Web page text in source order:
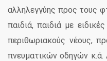
αλληλεγγύης προς τους
παιδιά, παιδιά με
περιθωριακούς νέους,
πνευματικών οδηγών